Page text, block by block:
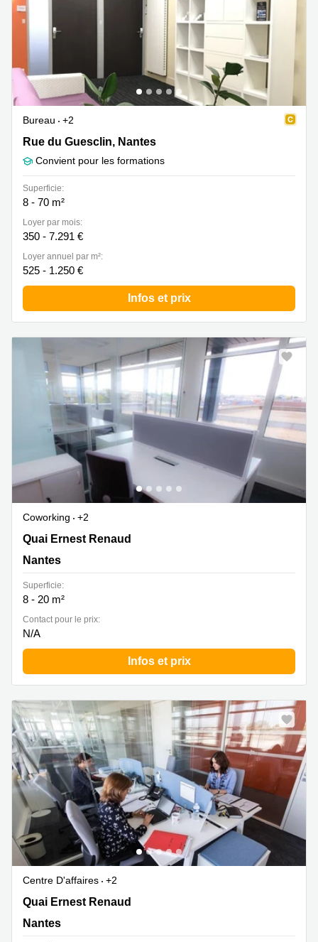
Bureau
+2
Rue du Guesclin 1, Nantes
Rue du Guesclin, Nantes
Convient pour les formations
Superficie:
8 - 70 m²
Loyer par mois:
350 - 7.291 €
Loyer annuel par m²:
525 - 1.250 €
Infos et prix
Coworking
+2
16 Quai Ernest Renaud, Nantes
Quai Ernest Renaud
Nantes
Superficie:
8 - 20 m²
Contact pour le prix:
N/A
Infos et prix
Centre D'affaires
+2
16 Quai Ernest Renaud, Nantes
Quai Ernest Renaud
Nantes